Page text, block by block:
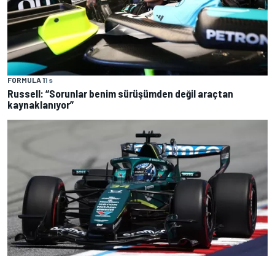
FORMULA 11 s
Russell: “Sorunlar benim sürüşümden değil araçtan
kaynaklanıyor”